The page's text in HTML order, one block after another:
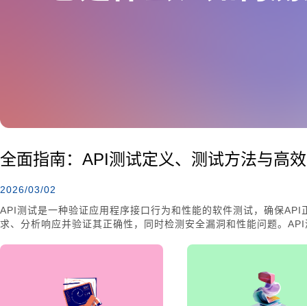
全面指南：API测试定义、测试方法与高
2026/03/02
API测试是一种验证应用程序接口行为和性能的软件测试，确保
求、分析响应并验证其正确性，同时检测安全漏洞和性能问题。
试则利用工具提高测试效率。为了有效进行API测试，建立合适的
相关者能够确保应用程序的各个组件能够正确地相互通信，提升整